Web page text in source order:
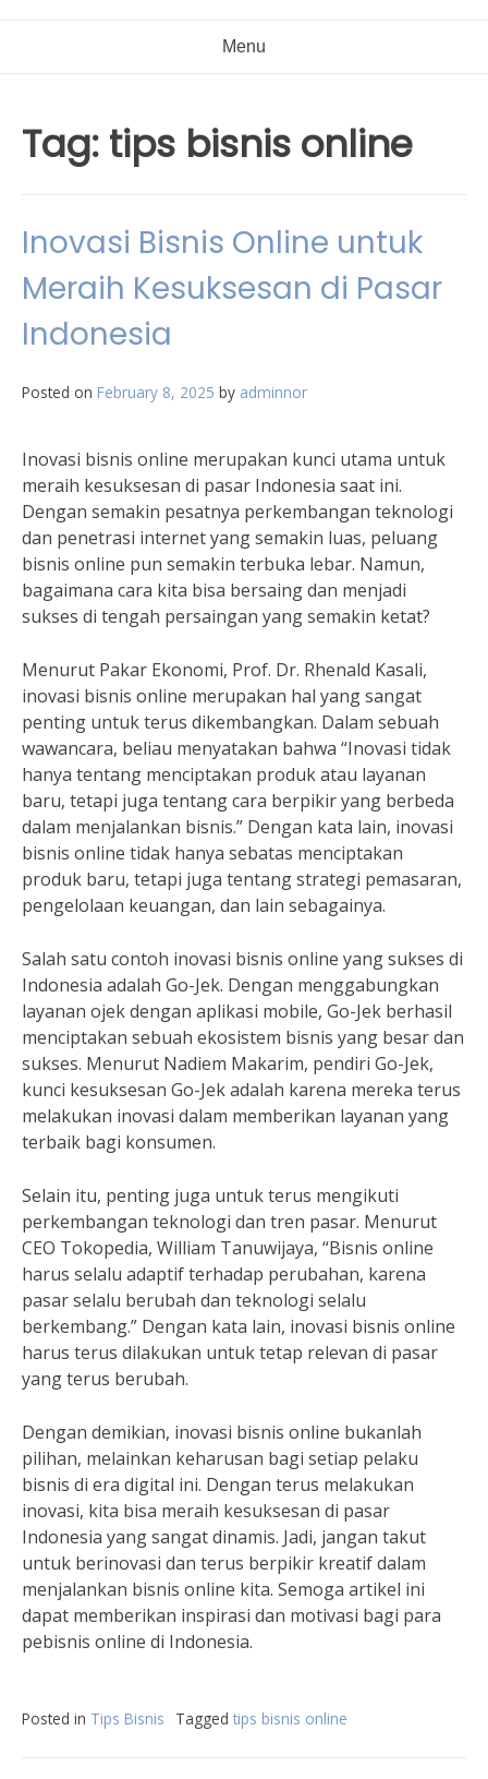
Menu
Tag: tips bisnis online
Inovasi Bisnis Online untuk
Meraih Kesuksesan di Pasar
Indonesia
Posted on February 8, 2025 by adminnor
Inovasi bisnis online merupakan kunci utama untuk
meraih kesuksesan di pasar Indonesia saat ini.
Dengan semakin pesatnya perkembangan teknologi
dan penetrasi internet yang semakin luas, peluang
bisnis online pun semakin terbuka lebar. Namun,
bagaimana cara kita bisa bersaing dan menjadi
sukses di tengah persaingan yang semakin ketat?
Menurut Pakar Ekonomi, Prof. Dr. Rhenald Kasali,
inovasi bisnis online merupakan hal yang sangat
penting untuk terus dikembangkan. Dalam sebuah
wawancara, beliau menyatakan bahwa “Inovasi tidak
hanya tentang menciptakan produk atau layanan
baru, tetapi juga tentang cara berpikir yang berbeda
dalam menjalankan bisnis.” Dengan kata lain, inovasi
bisnis online tidak hanya sebatas menciptakan
produk baru, tetapi juga tentang strategi pemasaran,
pengelolaan keuangan, dan lain sebagainya.
Salah satu contoh inovasi bisnis online yang sukses di
Indonesia adalah Go-Jek. Dengan menggabungkan
layanan ojek dengan aplikasi mobile, Go-Jek berhasil
menciptakan sebuah ekosistem bisnis yang besar dan
sukses. Menurut Nadiem Makarim, pendiri Go-Jek,
kunci kesuksesan Go-Jek adalah karena mereka terus
melakukan inovasi dalam memberikan layanan yang
terbaik bagi konsumen.
Selain itu, penting juga untuk terus mengikuti
perkembangan teknologi dan tren pasar. Menurut
CEO Tokopedia, William Tanuwijaya, “Bisnis online
harus selalu adaptif terhadap perubahan, karena
pasar selalu berubah dan teknologi selalu
berkembang.” Dengan kata lain, inovasi bisnis online
harus terus dilakukan untuk tetap relevan di pasar
yang terus berubah.
Dengan demikian, inovasi bisnis online bukanlah
pilihan, melainkan keharusan bagi setiap pelaku
bisnis di era digital ini. Dengan terus melakukan
inovasi, kita bisa meraih kesuksesan di pasar
Indonesia yang sangat dinamis. Jadi, jangan takut
untuk berinovasi dan terus berpikir kreatif dalam
menjalankan bisnis online kita. Semoga artikel ini
dapat memberikan inspirasi dan motivasi bagi para
pebisnis online di Indonesia.
Posted in Tips Bisnis Tagged tips bisnis online